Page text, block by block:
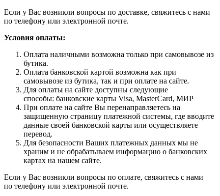
Если у Вас возникли вопросы по доставке, свяжитесь с нами
по телефону или электронной почте.
Условия оплаты:
Оплата наличными возможна только при самовывозе из
бутика.
Оплата банковской картой возможна как при
самовывозе из бутика, так и при оплате на сайте.
Для оплаты на сайте доступны следующие
способы: банковские карты Visa, MasterCard, МИР
При оплате на сайте Вы перенаправляетесь на
защищенную страницу платежной системы, где вводите
данные своей банковской карты или осуществляете
перевод.
Для безопасности Ваших платежных данных мы не
храним и не обрабатываем информацию о банковских
картах на нашем сайте.
Если у Вас возникли вопросы по оплате, свяжитесь с нами
по телефону или электронной почте.